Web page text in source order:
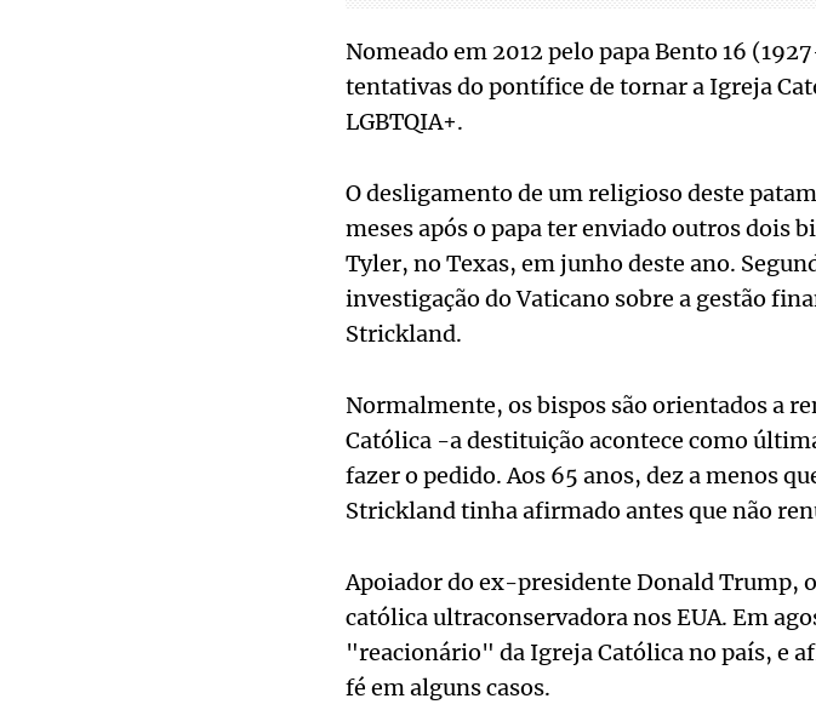
Nomeado em 2012 pelo papa Bento 16
tentativas do pontífice de tornar a Igreja
LGBTQIA+.
O desligamento de um religioso deste
meses após o papa ter enviado outros dois
Tyler, no Texas, em junho deste ano.
investigação do Vaticano sobre a gestão
Strickland.
Normalmente, os bispos são orientados a
Católica -a destituição acontece como
fazer o pedido. Aos 65 anos, dez a menos
Strickland tinha afirmado antes que não
Apoiador do ex-presidente Donald Trump,
católica ultraconservadora nos EUA. Em
"reacionário" da Igreja Católica no país, e
fé em alguns casos.